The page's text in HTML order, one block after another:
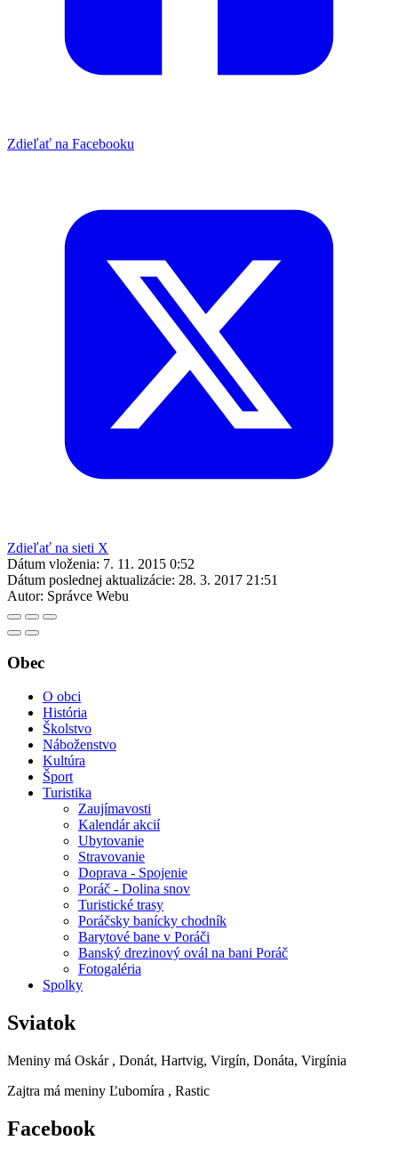
Zdieľať na Facebooku
Zdieľať na sieti X
Dátum vloženia: 7. 11. 2015 0:52
Dátum poslednej aktualizácie: 28. 3. 2017 21:51
Autor: Správce Webu
Obec
O obci
História
Školstvo
Náboženstvo
Kultúra
Šport
Turistika
Zaujímavosti
Kalendár akcií
Ubytovanie
Stravovanie
Doprava - Spojenie
Poráč - Dolina snov
Turistické trasy
Poráčsky banícky chodník
Barytové bane v Poráči
Banský drezinový ovál na bani Poráč
Fotogaléria
Spolky
Sviatok
Meniny má Oskár , Donát, Hartvig, Virgín, Donáta, Virgínia
Zajtra má meniny Ľubomíra , Rastic
Facebook